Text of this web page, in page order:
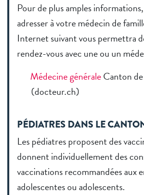
Pour de plus amples
adresser à votre médecin de
Internet suivant vous permettra
rendez-vous avec une ou un
Médecine généraleCanton
(docteur.ch)
PÉDIATRES DANS LE
Les pédiatres proposent des
donnent individuellement des
vaccinations recommandées aux
adolescentes ou adolescents.